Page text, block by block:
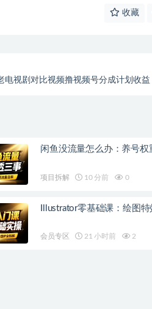
收藏
电视剧对比视频撸视频号分成计划收益
闲鱼没流量怎么办：养号
项目拆解 10 分前 0
Illustrator零基础课：绘图
会员专区 21 小时前 2